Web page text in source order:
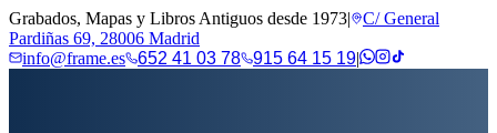
Grabados, Mapas y Libros Antiguos desde 1973|
C/ General
Pardiñas 69, 28006 Madrid
info@frame.es
652 41 03 78 915 64 15 19|